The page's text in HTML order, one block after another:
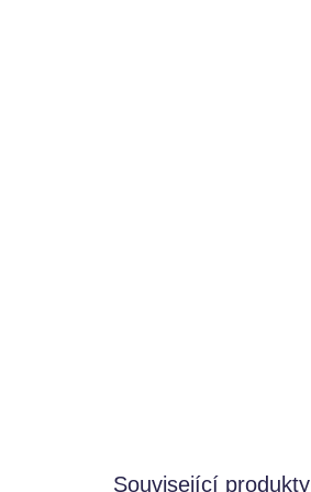
Související produkty